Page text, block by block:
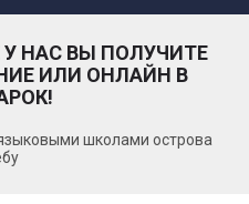
НАС ВЫ ПОЛУЧИТЕ
ИЛИ ОНЛАЙН В
школами острова